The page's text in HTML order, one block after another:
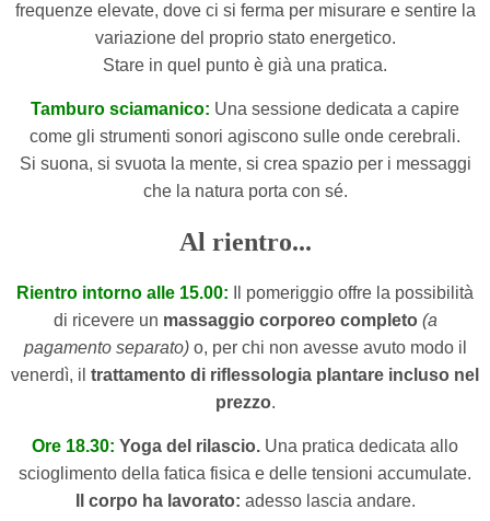
frequenze elevate, dove ci si ferma per misurare e sentire la
variazione del proprio stato energetico.
Stare in quel punto è già una pratica.
Tamburo sciamanico: Una sessione dedicata a capire
come gli strumenti sonori agiscono sulle onde cerebrali.
Si suona, si svuota la mente, si crea spazio per i messaggi
che la natura porta con sé.
Al rientro...
Rientro intorno alle 15.00:
Il pomeriggio offre la possibilità
di ricevere un massaggio corporeo completo (a
pagamento separato)o, per chi non avesse avuto modo il
venerdì, il trattamento di riflessologia plantare incluso nel
prezzo.
Ore 18.30: Yoga del rilascio. Una pratica dedicata allo
scioglimento della fatica fisica e delle tensioni accumulate.
Il corpo ha lavorato: adesso lascia andare.